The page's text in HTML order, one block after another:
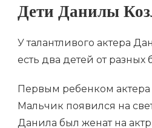
Дети Данилы
У талантливого актера
есть два детей от разных
Первым ребенком актера
Мальчик появился на
Данила был женат на